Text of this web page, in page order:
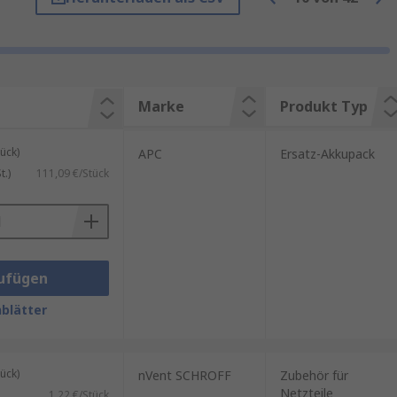
Dies kann durch ein Gerät
oder minimiert.
in den Mittelpunkt
Marke Produkt Typ
111,09 €/Stück
APC Ersatz-Akkupack
nVent SCHROFF
Zubehör für
Netzteile